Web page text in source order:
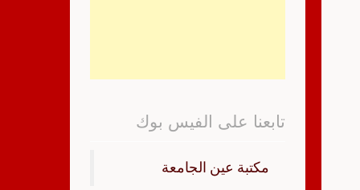
تابعنا على الفيس بوك
‏مكتبة عين الجامعة‏